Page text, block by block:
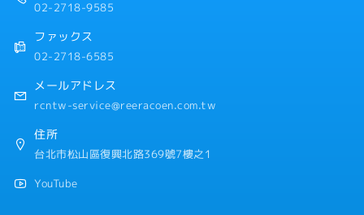
・ライフスタイルの変化に応じた柔軟な勤務形態
・誕生日休暇
・夏季休暇：2日（新入社員は6月末までに試用期間を通
過する必要あり）
年5日
・社内異動制度
・新人研修、スキルマップに基づく育成制度
・社内図書館（書籍購入費は会社負担）
・業務改善提案制度
02-2718-9585
ファックス
02-2718-6585
メールアドレス
rcntw-service@reeracoen.com.tw
住所
台北市松山區復興北路369號7樓之1
YouTube